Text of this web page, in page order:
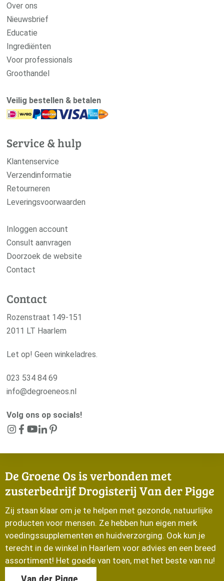
Over ons
Nieuwsbrief
Educatie
Ingrediënten
Voor professionals
Groothandel
Veilig bestellen & betalen
Service & hulp
Klantenservice
Verzendinformatie
Retourneren
Leveringsvoorwaarden
Inloggen account
Consult aanvragen
Doorzoek de website
Contact
Contact
Rozenstraat 149-151
2011 LT Haarlem
Let op! Geen winkeladres.
023 534 84 69
info@degroeneos.nl
Volg ons op socials!
De Groene Os is verbonden met
zusterbedrijf Drogisterij Van der Pigge
Zij staan klaar om je te helpen met gezonde, natuurlijke
producten voor mensen. Ze hebben hun eigen merk
voedingssupplementen en huidverzorging. Ook kun je
terecht in de winkel in Haarlem voor advies en een breed
assortiment! Het goede van toen, met het beste van nu!